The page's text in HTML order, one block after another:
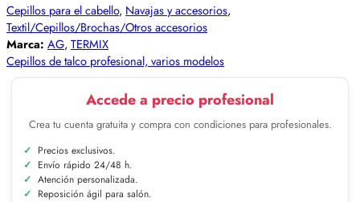
Cepillos para el cabello, Navajas y accesorios,
Textil/Cepillos/Brochas/Otros accesorios
Marca: AG, TERMIX
Cepillos de talco profesional, varios modelos
Accede a precio profesional
Crea tu cuenta gratuita y compra con condiciones para profesionales.
Precios exclusivos.
Envío rápido 24/48 h.
Atención personalizada.
Reposición ágil para salón.